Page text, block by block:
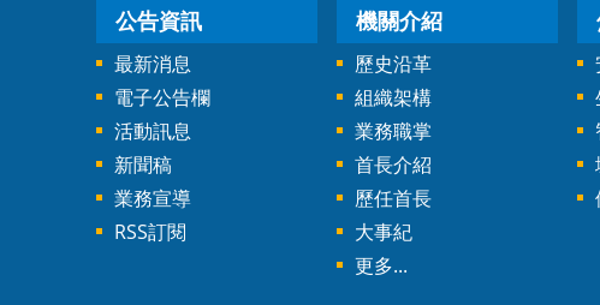
公告資訊
最新消息
電子公告欄
活動訊息
新聞稿
業務宣導
RSS訂閱
機關介紹
歷史沿革
組織架構
業務職掌
首長介紹
歷任首長
大事紀
更多...